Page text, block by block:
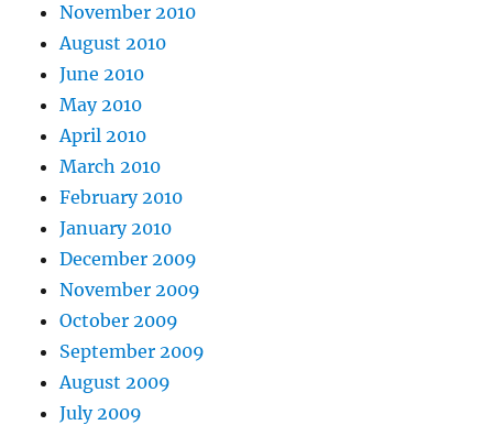
November 2010
August 2010
June 2010
May 2010
April 2010
March 2010
February 2010
January 2010
December 2009
November 2009
October 2009
September 2009
August 2009
July 2009